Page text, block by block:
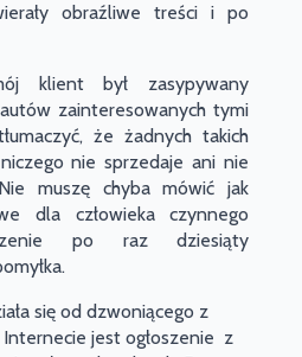
obraźliwe treści i po
klient był zasypywany
zainteresowanych tymi
że żadnych takich
nie sprzedaje ani nie
muszę chyba mówić jak
dla człowieka czynnego
po raz dziesiąty
się od dzwoniącego z
jest ogłoszenie z